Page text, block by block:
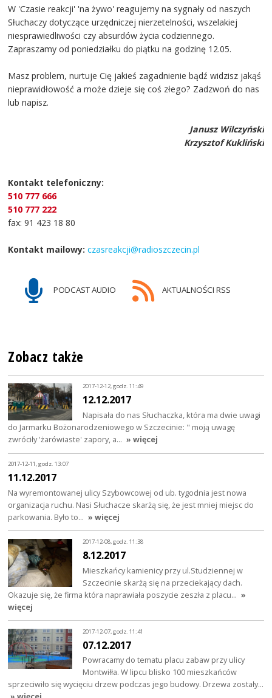
W 'Czasie reakcji' 'na żywo' reagujemy na sygnały od naszych
Słuchaczy dotyczące urzędniczej nierzetelności, wszelakiej
niesprawiedliwości czy absurdów życia codziennego.
Zapraszamy od poniedziałku do piątku na godzinę 12.05.
Masz problem, nurtuje Cię jakieś zagadnienie bądź widzisz jakąś
nieprawidłowość a może dzieje się coś złego? Zadzwoń do nas
lub napisz.
Janusz Wilczyński
Krzysztof Kukliński
Kontakt telefoniczny:
510 777 666
510 777 222
fax: 91 423 18 80
Kontakt mailowy: czasreakcji@radioszczecin.pl
PODCAST AUDIO AKTUALNOŚCI RSS
Zobacz także
2017-12-12, godz. 11:49
12.12.2017
Napisała do nas Słuchaczka, która ma dwie uwagi
do Jarmarku Bożonarodzeniowego w Szczecinie: " moją uwagę
zwróciły 'żarówiaste' zapory, a… » więcej
2017-12-11, godz. 13:07
11.12.2017
Na wyremontowanej ulicy Szybowcowej od ub. tygodnia jest nowa
organizacja ruchu. Nasi Słuchacze skarżą się, że jest mniej miejsc do
parkowania. Było to… » więcej
2017-12-08, godz. 11:38
8.12.2017
Mieszkańcy kamienicy przy ul.Studziennej w
Szczecinie skarżą się na przeciekający dach.
Okazuje się, że firma która naprawiała poszycie zeszła z placu… »
więcej
2017-12-07, godz. 11:41
07.12.2017
Powracamy do tematu placu zabaw przy ulicy
Montwiłła. W lipcu blisko 100 mieszkańców
sprzeciwiło się wycięciu drzew podczas jego budowy. Drzewa zostały…